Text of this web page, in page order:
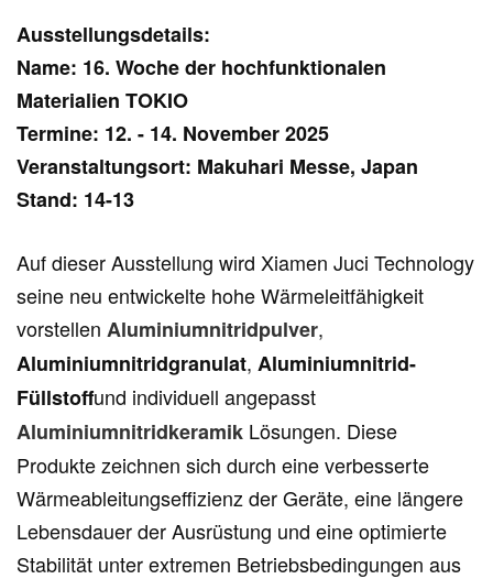
Ausstellungsdetails:
Name: 16. Woche der hochfunktionalen
Materialien TOKIO
Termine: 12. - 14. November 2025
Veranstaltungsort: Makuhari Messe, Japan
Stand: 14-13
Auf dieser Ausstellung wird Xiamen Juci Technology
seine neu entwickelte hohe Wärmeleitfähigkeit
vorstellen Aluminiumnitridpulver,
Aluminiumnitridgranulat, Aluminiumnitrid-
Füllstoffund individuell angepasst
Aluminiumnitridkeramik Lösungen. Diese
Produkte zeichnen sich durch eine verbesserte
Wärmeableitungseffizienz der Geräte, eine längere
Lebensdauer der Ausrüstung und eine optimierte
Stabilität unter extremen Betriebsbedingungen aus